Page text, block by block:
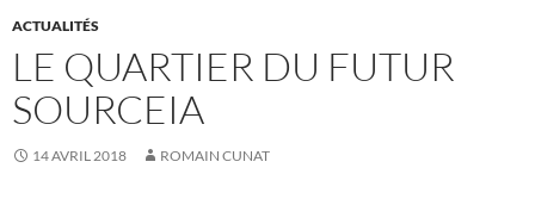
ACTUALITÉS
LE QUARTIER DU FUTUR
SOURCEIA
14 AVRIL 2018 ROMAIN CUNAT